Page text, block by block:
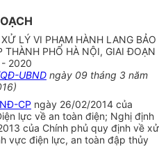
LÝ VI PHẠM HÀNH LANG BẢO
PHỐ HÀ NỘI, GIAI ĐOẠN
2020
UBND ngày 09 tháng 3 năm
CP ngày 26/02/2014 của
lực về an toàn điện; Nghị định
của Chính phủ quy định về xử
vực điện lực, an toàn đập thủy